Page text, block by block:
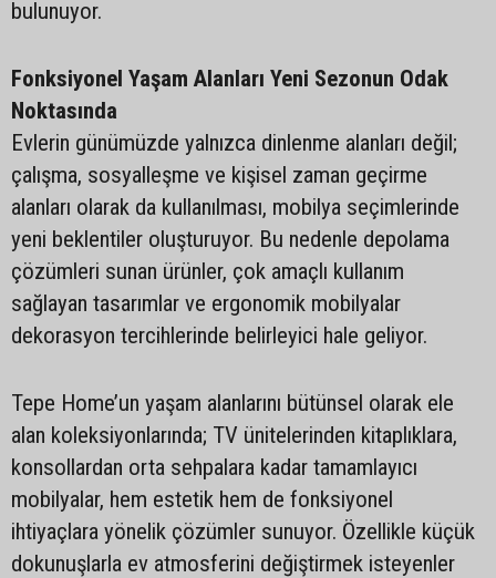
bulunuyor.
Fonksiyonel Yaşam Alanları Yeni Sezonun Odak
Noktasında
Evlerin günümüzde yalnızca dinlenme alanları değil;
çalışma, sosyalleşme ve kişisel zaman geçirme
alanları olarak da kullanılması, mobilya seçimlerinde
yeni beklentiler oluşturuyor. Bu nedenle depolama
çözümleri sunan ürünler, çok amaçlı kullanım
sağlayan tasarımlar ve ergonomik mobilyalar
dekorasyon tercihlerinde belirleyici hale geliyor.
Tepe Home’un yaşam alanlarını bütünsel olarak ele
alan koleksiyonlarında; TV ünitelerinden kitaplıklara,
konsollardan orta sehpalara kadar tamamlayıcı
mobilyalar, hem estetik hem de fonksiyonel
ihtiyaçlara yönelik çözümler sunuyor. Özellikle küçük
dokunuşlarla ev atmosferini değiştirmek isteyenler